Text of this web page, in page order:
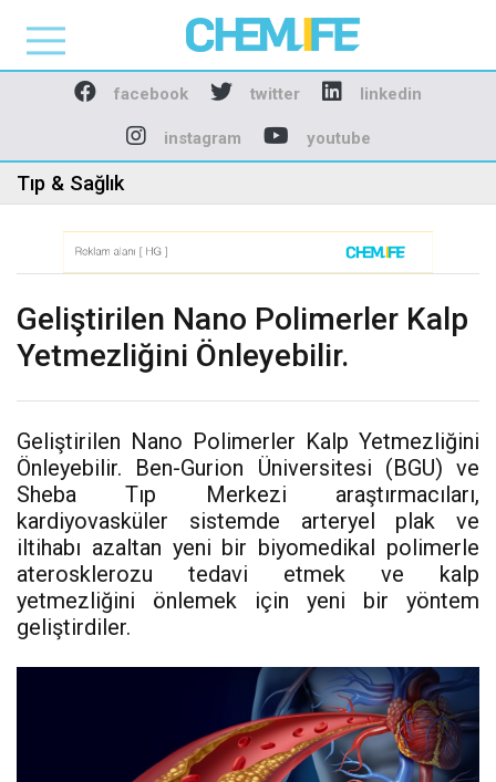
Chemlife - Basılı ve
facebook twitter linkedin
instagram youtube
Tıp & Sağlık
Geliştirilen Nano Polimerler Kalp
Yetmezliğini Önleyebilir.
Geliştirilen Nano Polimerler Kalp Yetmezliğini
Önleyebilir. Ben-Gurion Üniversitesi (BGU) ve
Sheba Tıp Merkezi araştırmacıları,
kardiyovasküler sistemde arteryel plak ve
iltihabı azaltan yeni bir biyomedikal polimerle
aterosklerozu tedavi etmek ve kalp
yetmezliğini önlemek için yeni bir yöntem
geliştirdiler.